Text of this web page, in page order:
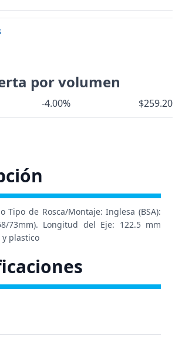
por volumen
-4.00% $259.20
Tipo de Rosca/Montaje: Inglesa (BSA):
73mm). Longitud del Eje: 122.5 mm
plastico